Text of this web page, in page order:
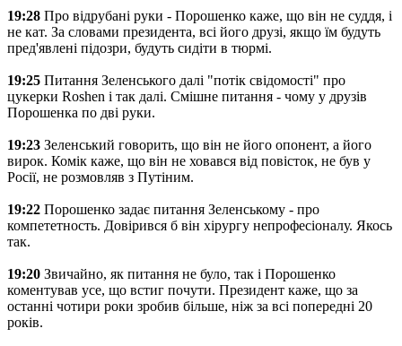
19:28 Про відрубані руки - Порошенко каже, що він не суддя, і
не кат. За словами президента, всі його друзі, якщо їм будуть
пред'явлені підозри, будуть сидіти в тюрмі.
19:25 Питання Зеленського далі "потік свідомості" про
цукерки Roshen і так далі. Смішне питання - чому у друзів
Порошенка по дві руки.
19:23 Зеленський говорить, що він не його опонент, а його
вирок. Комік каже, що він не ховався від повісток, не був у
Росії, не розмовляв з Путіним.
19:22 Порошенко задає питання Зеленському - про
компететность. Довірився б він хірургу непрофесіоналу. Якось
так.
19:20 Звичайно, як питання не було, так і Порошенко
коментував усе, що встиг почути. Президент каже, що за
останні чотири роки зробив більше, ніж за всі попередні 20
років.